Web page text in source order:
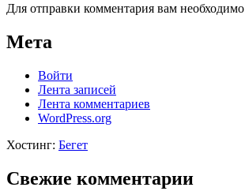
Для отправки комментария вам необходимо
Мета
Войти
Лента записей
Лента комментариев
WordPress.org
Хостинг: Бегет
Свежие комментарии